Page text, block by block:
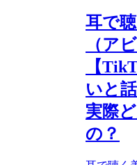
耳で
（アビ
【
いと
実際
の？